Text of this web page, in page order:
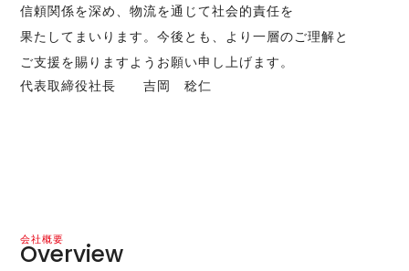
信頼関係を深め、物流を通じて社会的責任を
果たしてまいります。今後とも、 より一層のご理解と
ご支援を賜りますよう お願い申し上げます。
代表取締役社長 吉岡 稔仁
会社概要
Overview